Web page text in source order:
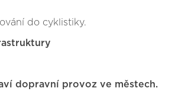
do cyklistiky.
dopravní provoz ve městech.